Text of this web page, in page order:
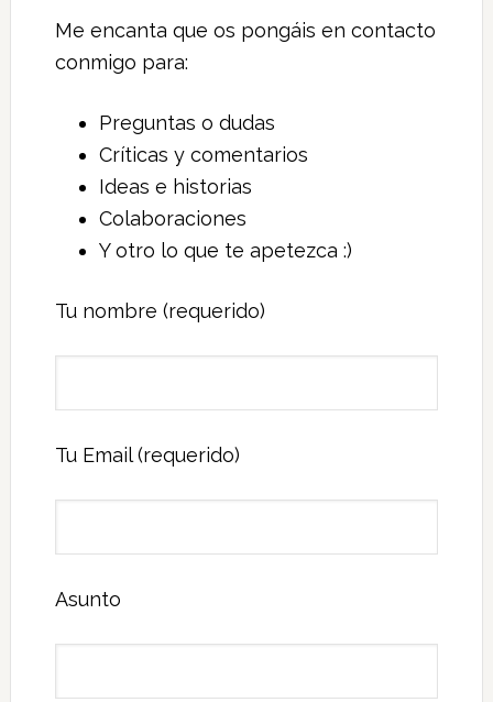
Me encanta que os pongáis en contacto
conmigo para:
Preguntas o dudas
Críticas y comentarios
Ideas e historias
Colaboraciones
Y otro lo que te apetezca :)
Tu nombre (requerido)
Tu Email (requerido)
Asunto